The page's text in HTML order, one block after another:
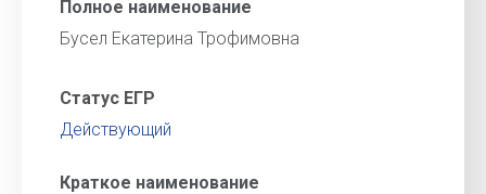
Полное наименование
Бусел Екатерина Трофимовна
Статус ЕГР
Действующий
Краткое наименование